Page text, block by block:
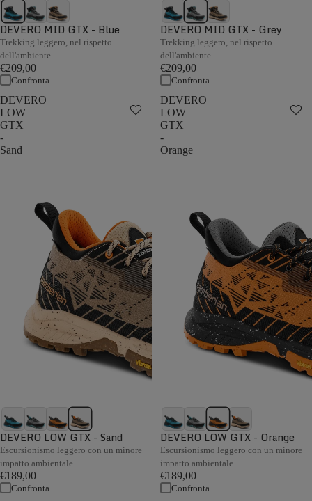
DEVERO MID GTX - Blue
Trekking leggero, nel rispetto
dell'ambiente.
€209,00
Confronta
DEVERO MID GTX - Grey
Trekking leggero, nel rispetto
dell'ambiente.
€209,00
Confronta
DEVERO
LOW
GTX
-
Sand
DEVERO LOW GTX - Sand
Escursionismo leggero con un minore
impatto ambientale.
€189,00
Confronta
DEVERO
LOW
GTX
-
Orange
DEVERO LOW GTX - Orange
Escursionismo leggero con un minore
impatto ambientale.
€189,00
Confronta